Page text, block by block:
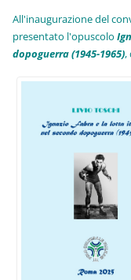
All'inaugurazione del
presentato l'opuscolo
dopoguerra (1945-1965),